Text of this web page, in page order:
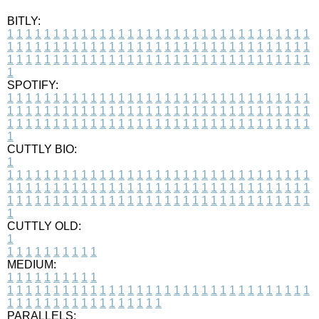
BITLY:
1 1 1 1 1 1 1 1 1 1 1 1 1 1 1 1 1 1 1 1 1 1 1 1 1 1 1 1 1 1 1 1 1
1 1 1 1 1 1 1 1 1 1 1 1 1 1 1 1 1 1 1 1 1 1 1 1 1 1 1 1 1 1 1 1 1
1 1 1 1 1 1 1 1 1 1 1 1 1 1 1 1 1 1 1 1 1 1 1 1 1 1 1 1 1 1 1 1 1
1
SPOTIFY:
1 1 1 1 1 1 1 1 1 1 1 1 1 1 1 1 1 1 1 1 1 1 1 1 1 1 1 1 1 1 1 1 1
1 1 1 1 1 1 1 1 1 1 1 1 1 1 1 1 1 1 1 1 1 1 1 1 1 1 1 1 1 1 1 1 1
1 1 1 1 1 1 1 1 1 1 1 1 1 1 1 1 1 1 1 1 1 1 1 1 1 1 1 1 1 1 1 1 1
1
CUTTLY BIO:
1
1 1 1 1 1 1 1 1 1 1 1 1 1 1 1 1 1 1 1 1 1 1 1 1 1 1 1 1 1 1 1 1 1
1 1 1 1 1 1 1 1 1 1 1 1 1 1 1 1 1 1 1 1 1 1 1 1 1 1 1 1 1 1 1 1 1
1 1 1 1 1 1 1 1 1 1 1 1 1 1 1 1 1 1 1 1 1 1 1 1 1 1 1 1 1 1 1 1 1
1
CUTTLY OLD:
1
1 1 1 1 1 1 1 1 1 1
MEDIUM:
1 1 1 1 1 1 1 1 1 1
1 1 1 1 1 1 1 1 1 1 1 1 1 1 1 1 1 1 1 1 1 1 1 1 1 1 1 1 1 1 1 1 1
1 1 1 1 1 1 1 1 1 1 1 1 1 1 1 1 1
PARALLELS: